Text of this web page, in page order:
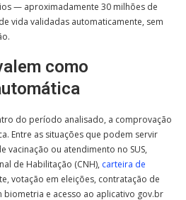
— aproximadamente 30 milhões de
vida validadas automaticamente, sem
como
do período analisado, a comprovação
Entre as situações que podem servir
vacinação ou atendimento no SUS,
de Habilitação (CNH), carteira de
votação em eleições, contratação de
e acesso ao aplicativo gov.br